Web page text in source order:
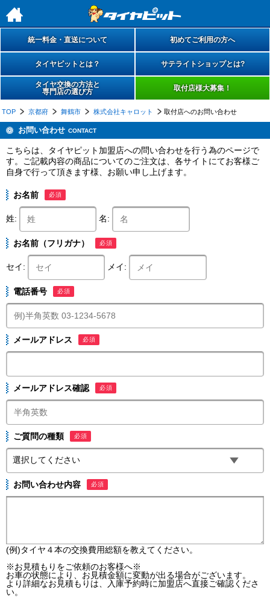
h
統一料金・直送について 初めてご利用の方へ
タイヤピットとは？ サテライトショップとは?
タイヤ交換の方法と
専門店の選び方
取付店様大募集！
TOP 京都府 舞鶴市 株式会社キャロット 取付店へのお問い合わせ
お問い合わせ CONTACT
こちらは、タイヤピット加盟店への問い合わせを行う為のページで
す。ご記載内容の商品についてのご注文は、各サイトにてお客様ご
自身で行って頂きます様、お願い申し上げます。
お名前 必須
姓: 名:
お名前（フリガナ） 必須
セイ: メイ:
電話番号 必須
メールアドレス 必須
メールアドレス確認 必須
ご質問の種類 必須
お問い合わせ内容 必須
(例)タイヤ４本の交換費用総額を教えてください。
※お見積もりをご依頼のお客様へ※
お車の状態により、お見積金額に変動が出る場合がございます。
より詳細なお見積もりは、入庫予約時に加盟店へ直接ご確認くださ
い。